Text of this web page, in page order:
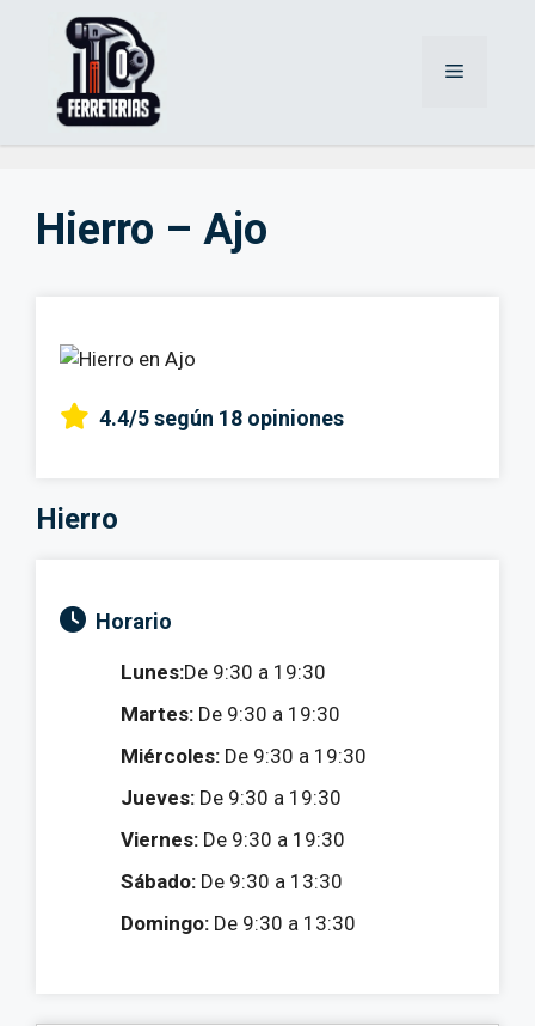
Menú
Hierro – Ajo
4.4/5según 18 opiniones
Hierro
Horario
Lunes:De 9:30 a 19:30
Martes: De 9:30 a 19:30
Miércoles: De 9:30 a 19:30
Jueves: De 9:30 a 19:30
Viernes: De 9:30 a 19:30
Sábado: De 9:30 a 13:30
Domingo: De 9:30 a 13:30